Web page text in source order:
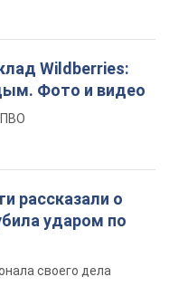
рассказали о
ударом по
своего дела